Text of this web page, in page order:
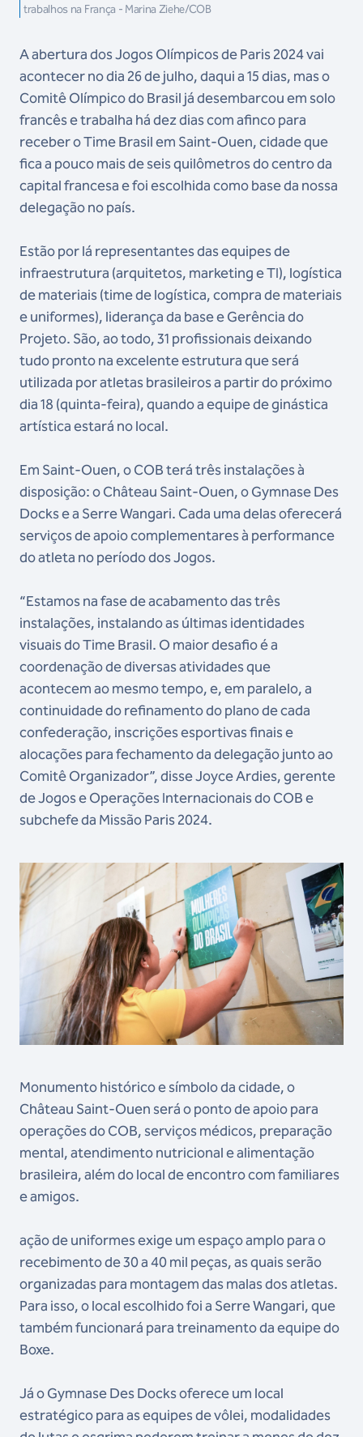
trabalhos na França - Marina Ziehe/COB
A abertura dos Jogos Olímpicos de Paris 2024 vai
acontecer no dia 26 de julho, daqui a 15 dias, mas o
Comitê Olímpico do Brasil já desembarcou em solo
francês e trabalha há dez dias com afinco para
receber o Time Brasil em Saint-Ouen, cidade que
fica a pouco mais de seis quilômetros do centro da
capital francesa e foi escolhida como base da nossa
delegação no país.
Estão por lá representantes das equipes de
infraestrutura (arquitetos, marketing e TI), logística
de materiais (time de logística, compra de materiais
e uniformes), liderança da base e Gerência do
Projeto. São, ao todo, 31 profissionais deixando
tudo pronto na excelente estrutura que será
utilizada por atletas brasileiros a partir do próximo
dia 18 (quinta-feira), quando a equipe de ginástica
artística estará no local.
Em Saint-Ouen, o COB terá três instalações à
disposição: o Château Saint-Ouen, o Gymnase Des
Docks e a Serre Wangari. Cada uma delas oferecerá
serviços de apoio complementares à performance
do atleta no período dos Jogos.
“Estamos na fase de acabamento das três
instalações, instalando as últimas identidades
visuais do Time Brasil. O maior desafio é a
coordenação de diversas atividades que
acontecem ao mesmo tempo, e, em paralelo, a
continuidade do refinamento do plano de cada
confederação, inscrições esportivas finais e
alocações para fechamento da delegação junto ao
Comitê Organizador”, disse Joyce Ardies, gerente
de Jogos e Operações Internacionais do COB e
subchefe da Missão Paris 2024.
Monumento histórico e símbolo da cidade, o
Château Saint-Ouen será o ponto de apoio para
operações do COB, serviços médicos, preparação
mental, atendimento nutricional e alimentação
brasileira, além do local de encontro com familiares
e amigos.
ação de uniformes exige um espaço amplo para o
recebimento de 30 a 40 mil peças, as quais serão
organizadas para montagem das malas dos atletas.
Para isso, o local escolhido foi a Serre Wangari, que
também funcionará para treinamento da equipe do
Boxe.
Já o Gymnase Des Docks oferece um local
estratégico para as equipes de vôlei, modalidades